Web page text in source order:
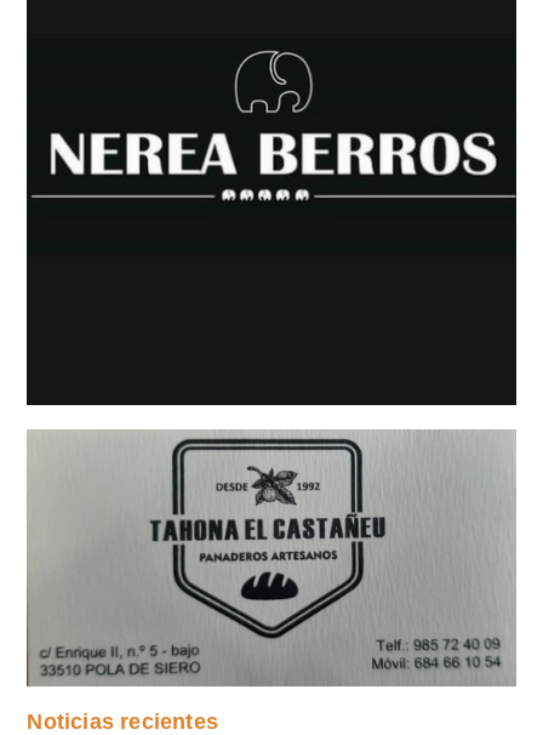
Noticias recientes